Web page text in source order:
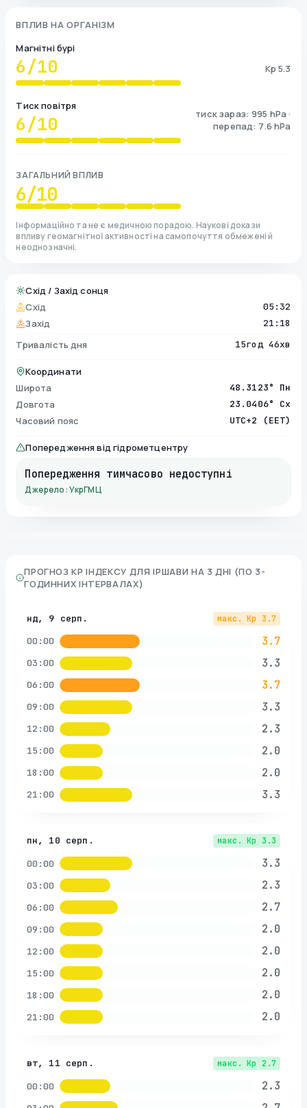
ВПЛИВ НА ОРГАНІЗМ
Магнітні бурі
6/10 Kp 5.3
Тиск повітря
6/10
тиск зараз: 995 hPa ·
перепад: 7.6 hPa
ЗАГАЛЬНИЙ ВПЛИВ
6/10
Інформаційно та не є медичною порадою. Наукові докази
впливу геомагнітної активності на самопочуття обмежені й
неоднозначні.
Схід / Захід сонця
Схід
05:32
Захід 21:18
Тривалість дня 15год 46хв
Координати
Широта
48.3123° Пн
Довгота 23.0406° Сх
Часовий пояс UTC+2 (EET)
Попередження від гідрометцентру
Попередження тимчасово недоступні
Джерело: УкрГМЦ
ПРОГНОЗ KP ІНДЕКСУ ДЛЯ ІРШАВИ НА 3 ДНІ (ПО 3-
ГОДИННИХ ІНТЕРВАЛАХ)
нд, 9 серп. макс. Kp 3.7
00:00 3.7
03:00 3.3
06:00 3.7
09:00 3.3
12:00 2.3
15:00 2.0
18:00 2.0
21:00 3.3
пн, 10 серп. макс. Kp 3.3
00:00 3.3
03:00 2.3
06:00 2.7
09:00 2.0
12:00 2.0
15:00 2.0
18:00 2.0
21:00 2.0
вт, 11 серп. макс. Kp 2.7
00:00 2.3